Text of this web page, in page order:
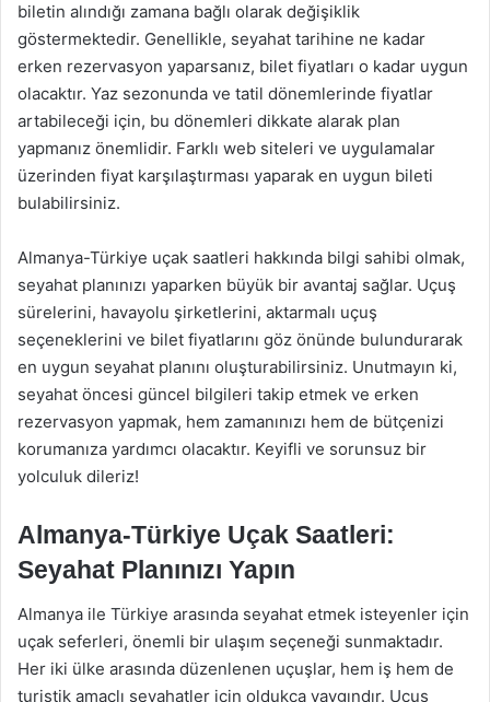
biletin alındığı zamana bağlı olarak değişiklik
göstermektedir. Genellikle, seyahat tarihine ne kadar
erken rezervasyon yaparsanız, bilet fiyatları o kadar uygun
olacaktır. Yaz sezonunda ve tatil dönemlerinde fiyatlar
artabileceği için, bu dönemleri dikkate alarak plan
yapmanız önemlidir. Farklı web siteleri ve uygulamalar
üzerinden fiyat karşılaştırması yaparak en uygun bileti
bulabilirsiniz.
Almanya-Türkiye uçak saatleri hakkında bilgi sahibi olmak,
seyahat planınızı yaparken büyük bir avantaj sağlar. Uçuş
sürelerini, havayolu şirketlerini, aktarmalı uçuş
seçeneklerini ve bilet fiyatlarını göz önünde bulundurarak
en uygun seyahat planını oluşturabilirsiniz. Unutmayın ki,
seyahat öncesi güncel bilgileri takip etmek ve erken
rezervasyon yapmak, hem zamanınızı hem de bütçenizi
korumanıza yardımcı olacaktır. Keyifli ve sorunsuz bir
yolculuk dileriz!
Almanya-Türkiye Uçak Saatleri:
Seyahat Planınızı Yapın
Almanya ile Türkiye arasında seyahat etmek isteyenler için
uçak seferleri, önemli bir ulaşım seçeneği sunmaktadır.
Her iki ülke arasında düzenlenen uçuşlar, hem iş hem de
turistik amaçlı seyahatler için oldukça yaygındır. Uçuş